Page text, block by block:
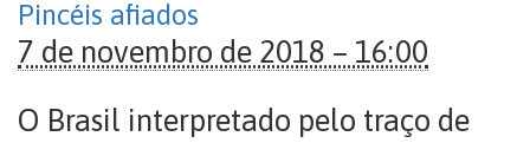
Pincéis afiados
7 de novembro de 2018 – 16:00
O Brasil interpretado pelo traço de